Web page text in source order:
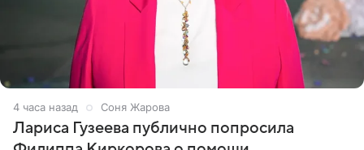
4 часа назад Соня Жарова
Лариса Гузеева публично попросила